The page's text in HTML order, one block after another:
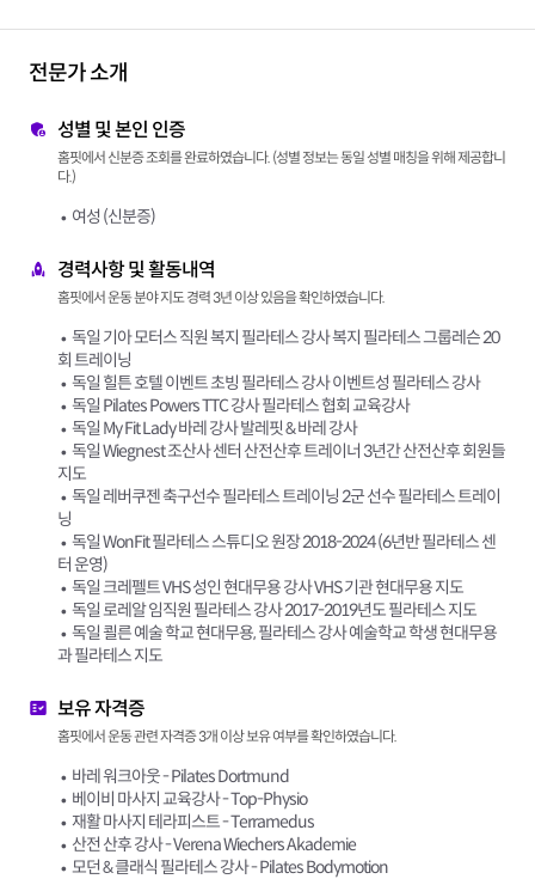
전문가 소개
성별 및 본인 인증
홈핏에서 신분증 조회를 완료하였습니다. (성별 정보는 동일 성별 매칭을 위해 제공합니
다.)
여성 (신분증)
경력사항 및 활동내역
홈핏에서 운동 분야 지도 경력 3년 이상 있음을 확인하였습니다.
독일 기아 모터스 직원 복지 필라테스 강사 복지 필라테스 그룹레슨 20
회 트레이닝
독일 힐튼 호텔 이벤트 초빙 필라테스 강사 이벤트성 필라테스 강사
독일 Pilates Powers TTC 강사 필라테스 협회 교육강사
독일 My Fit Lady 바레 강사 발레핏 & 바레 강사
독일 Wiegnest 조산사 센터 산전산후 트레이너 3년간 산전산후 회원들
지도
독일 레버쿠젠 축구선수 필라테스 트레이닝 2군 선수 필라테스 트레이
닝
독일 WonFit 필라테스 스튜디오 원장 2018-2024 (6년반 필라테스 센
터 운영)
독일 크레펠트 VHS 성인 현대무용 강사 VHS 기관 현대무용 지도
독일 로레알 임직원 필라테스 강사 2017-2019년도 필라테스 지도
독일 쾰른 예술 학교 현대무용, 필라테스 강사 예술학교 학생 현대무용
과 필라테스 지도
보유 자격증
홈핏에서 운동 관련 자격증 3개 이상 보유 여부를 확인하였습니다.
바레 워크아웃 - Pilates Dortmund
베이비 마사지 교육강사 - Top-Physio
재활 마사지 테라피스트 - Terramedus
산전 산후 강사 - Verena Wiechers Akademie
모던 & 클래식 필라테스 강사 - Pilates Bodymotion